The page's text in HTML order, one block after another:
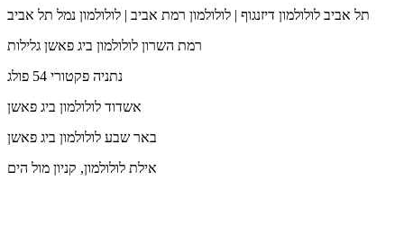
תל אביב לולולמון דיזנגוף | לולולמון רמת אביב | לולולמון נמל תל אביב
רמת השרון לולולמון ביג פאשן גלילות
נתניה פקטורי 54 פולג
אשדוד לולולמון ביג פאשן
באר שבע לולולמון ביג פאשן
אילת לולולמון, קניון מול הים